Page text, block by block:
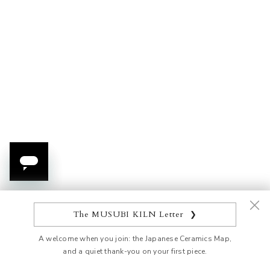
The MUSUBI KILN Letter ❯
A welcome when you join: the Japanese Ceramics Map,
and a quiet thank-you on your first piece.
In den Warenkorb
Hazy Moon Essteller
Angebot
$389.00 USD
Angebot